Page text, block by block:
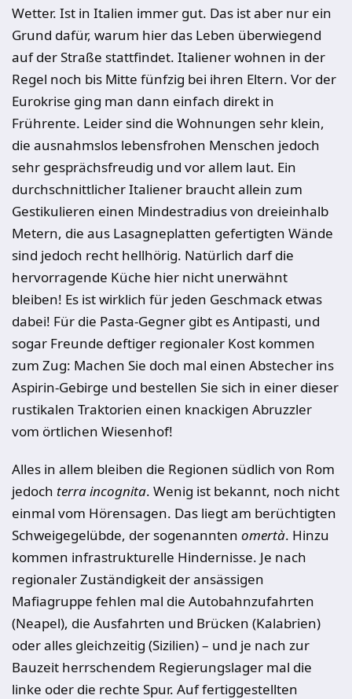
Wetter. Ist in Italien immer gut. Das ist aber nur ein
Grund dafür, warum hier das Leben überwiegend
auf der Straße stattfindet. Italiener wohnen in der
Regel noch bis Mitte fünfzig bei ihren Eltern. Vor der
Eurokrise ging man dann einfach direkt in
Frührente. Leider sind die Wohnungen sehr klein,
die ausnahmslos lebensfrohen Menschen jedoch
sehr gesprächsfreudig und vor allem laut. Ein
durchschnittlicher Italiener braucht allein zum
Gestikulieren einen Mindestradius von dreieinhalb
Metern, die aus Lasagneplatten gefertigten Wände
sind jedoch recht hellhörig. Natürlich darf die
hervorragende Küche hier nicht unerwähnt
bleiben! Es ist wirklich für jeden Geschmack etwas
dabei! Für die Pasta-Gegner gibt es Antipasti, und
sogar Freunde deftiger regionaler Kost kommen
zum Zug: Machen Sie doch mal einen Abstecher ins
Aspirin-Gebirge und bestellen Sie sich in einer dieser
rustikalen Traktorien einen knackigen Abruzzler
vom örtlichen Wiesenhof!
Alles in allem bleiben die Regionen südlich von Rom
jedoch terra incognita. Wenig ist bekannt, noch nicht
einmal vom Hörensagen. Das liegt am berüchtigten
Schweigegelübde, der sogenannten omertà. Hinzu
kommen infrastrukturelle Hindernisse. Je nach
regionaler Zuständigkeit der ansässigen
Mafiagruppe fehlen mal die Autobahnzufahrten
(Neapel), die Ausfahrten und Brücken (Kalabrien)
oder alles gleichzeitig (Sizilien) – und je nach zur
Bauzeit herrschendem Regierungslager mal die
linke oder die rechte Spur. Auf fertiggestellten